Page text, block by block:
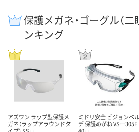
保護メガネ・ゴーグル（
ンキング
アズワン ラップ型保護メ
ガネ（ラップアラウンドタ
ミドリ安全 ビジョンベ
デ 保護めがね VSー305F